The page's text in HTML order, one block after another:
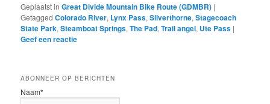
Geplaatst in Great Divide Mountain Bike Route (GDMBR) |
Getagged Colorado River, Lynx Pass,Silverthorne,Stagecoach
State Park,Steamboat Springs,The Pad,Trail angel, Ute Pass |
Geef een reactie
ABONNEER OP BERICHTEN
Naam*